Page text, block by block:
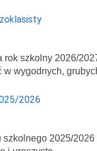
rok szkolny 2026/
wygodnych,
2026
2025/